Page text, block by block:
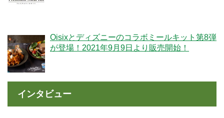
Oisixとディズニーのコラボミールキット第8弾
が登場！2021年9月9日より販売開始！
インタビュー